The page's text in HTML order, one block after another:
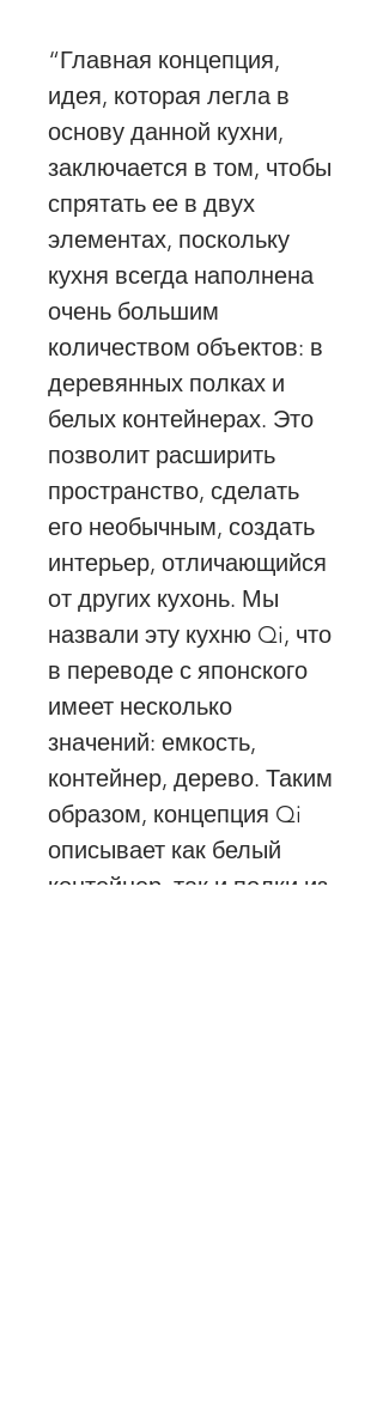
“Главная концепция,
идея, которая легла в
основу данной кухни,
заключается в том, чтобы
спрятать ее в двух
элементах, поскольку
кухня всегда наполнена
очень большим
количеством объектов: в
деревянных полках и
белых контейнерах. Это
позволит расширить
пространство, сделать
его необычным, создать
интерьер, отличающийся
от других кухонь. Мы
назвали эту кухню Qi, что
в переводе с японского
имеет несколько
значений: емкость,
контейнер, дерево. Таким
образом, концепция Qi
описывает как белый
контейнер, так и полки из